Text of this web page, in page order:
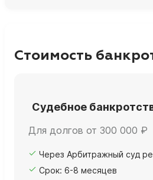
Стоимость
Судебное
Для долгов от 300 000 ₽
Через Арбитражный суд
Срок: 6-8 месяцев